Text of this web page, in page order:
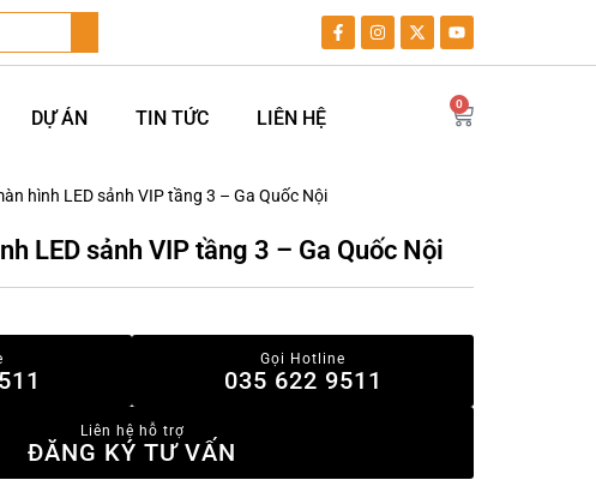
DỰ ÁN TIN TỨC LIÊN HỆ
0
hình LED sảnh VIP tầng 3 – Ga Quốc Nội
LED sảnh VIP tầng 3 – Ga Quốc Nội
Gọi Hotline
035 622 9511
Liên hệ hỗ trợ
ĐĂNG KÝ TƯ VẤN